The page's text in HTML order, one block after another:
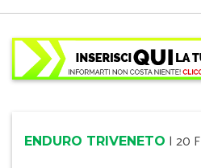
ENDURO TRIVENETO | 20